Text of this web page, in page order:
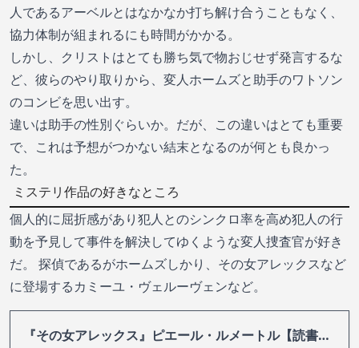
人であるアーベルとはなかなか打ち解け合うこともなく、
協力体制が組まれるにも時間がかかる。
しかし、クリストはとても勝ち気で物おじせず発言するな
ど、彼らのやり取りから、変人ホームズと助手のワトソン
のコンビを思い出す。
違いは助手の性別ぐらいか。だが、この違いはとても重要
で、これは予想がつかない結末となるのが何とも良かっ
た。
ミステリ作品の好きなところ
個人的に屈折感があり犯人とのシンクロ率を高め犯人の行
動を予見して事件を解決してゆくような変人捜査官が好き
だ。 探偵であるがホームズしかり、その女アレックスなど
に登場するカミーユ・ヴェルーヴェンなど。
『その女アレックス』ピエール・ルメートル【読書感想・あらすじ】